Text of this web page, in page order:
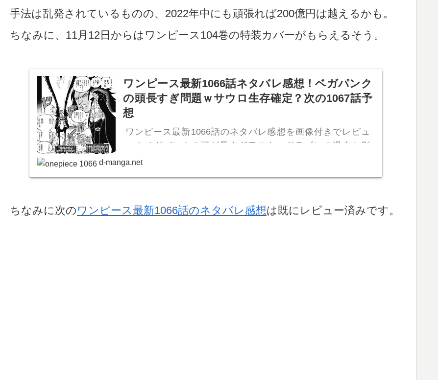
手法は乱発されているものの、2022年中にも頑張れば200億円は越えるかも。
ちなみに、11月12日からはワンピース104巻の特装カバーがもらえるそう。
ワンピース最新1066話ネタバレ感想！ベガパンク
の頭長すぎ問題ｗサウロ生存確定？次の1067話予
想
ワンピース最新1066話のネタバレ感想を画像付きでレビュ
ー！ベガパンクの頭が長すぎワロタｗドラゴンの過去も判
明？ハグワール・D・サウロも生存判明？次の1067話予想
d-manga.net
ちなみに次の ワンピース最新1066話のネタバレ感想は既にレビュー済みです。